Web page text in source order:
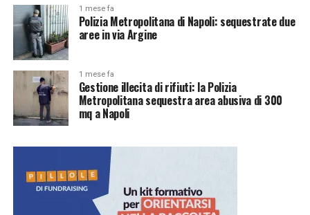
1 mese fa
Polizia Metropolitana di Napoli: sequestrate due
aree in via Argine
1 mese fa
Gestione illecita di rifiuti: la Polizia
Metropolitana sequestra area abusiva di 300
mq a Napoli